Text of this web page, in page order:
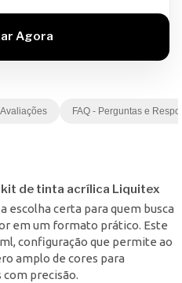
Avaliações FAQ - Perguntas e
de tinta acrílica Liquitex
escolha certa para quem busca
em um formato prático. Este
configuração que permite ao
amplo de cores para
precisão.